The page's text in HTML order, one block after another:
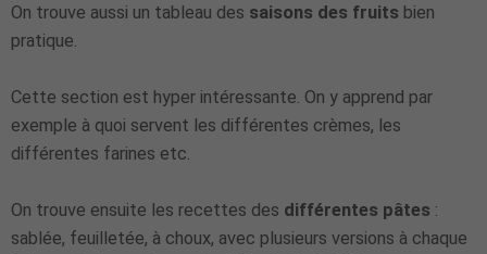
On trouve aussi un tableau des saisons des fruits bien
pratique.
Cette section est hyper intéressante. On y apprend par
exemple à quoi servent les différentes crèmes, les
différentes farines etc.
On trouve ensuite les recettes des différentes pâtes :
sablée, feuilletée, à choux, avec plusieurs versions à chaque